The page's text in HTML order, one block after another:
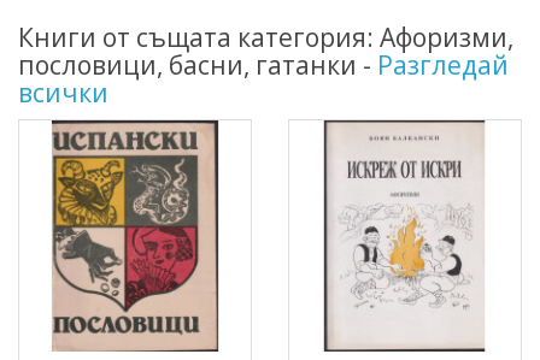
Книги от същата категория: Афоризми,
пословици, басни, гатанки - Разгледай
всички